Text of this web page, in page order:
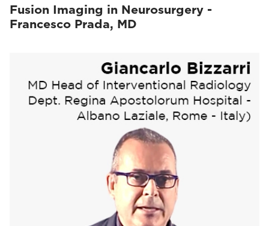
Fusion Imaging in Neurosurgery -
Francesco Prada, MD